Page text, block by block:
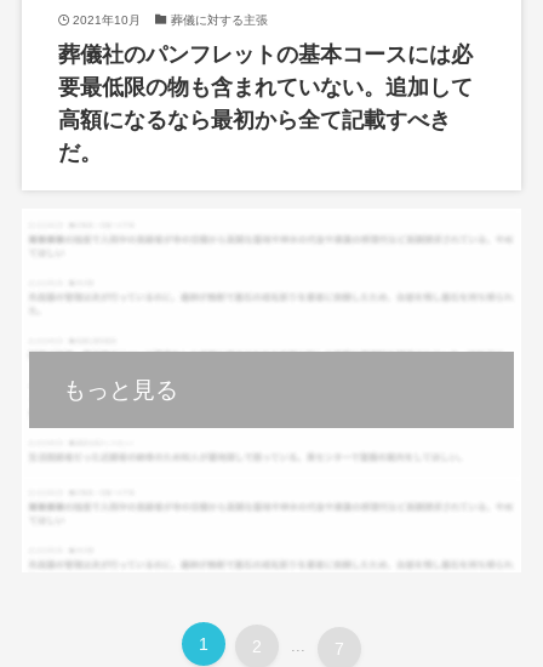
2021年10月 葬儀に対する主張
葬儀社のパンフレットの基本コースには必
要最低限の物も含まれていない。追加して
高額になるなら最初から全て記載すべき
だ。
もっと見る
1 2 ... 7